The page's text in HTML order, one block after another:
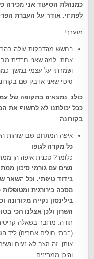
כמנהלת הסיעוד אני מכירה
לפתחי. אודה על העברת
מוערך!
החשש מהדבקות עולה
אחת: למה שאני חרדית
ושמרתי על עצמי במשך
סיכוי שאני אדבק שם
כולנו נמצאים בתקופה של
ככל יכולתנו לא לחשוף את
בקורונה
איפה המתחם שבו שוהות
כל מקרה לגופו
כלומר? טכנית איפה הן
נשים עם גורמי סיכון
בידוד טיפתי. וכל השאר
מסכה כירורגית
בילינסון נקייה מקורונה
השרון ולכן אצלנו הכי
תודה. מדובר בשאלה
(בבתי חולים אחרים) ליד
אותן. זה מצב לא נעים
והיכן ממתינים.